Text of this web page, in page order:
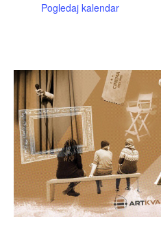
Pogledaj kalendar